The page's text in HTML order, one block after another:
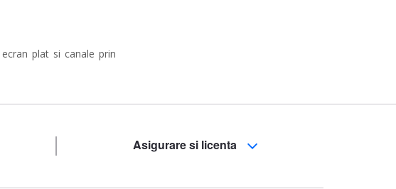
plat si canale prin
Asigurare si licenta